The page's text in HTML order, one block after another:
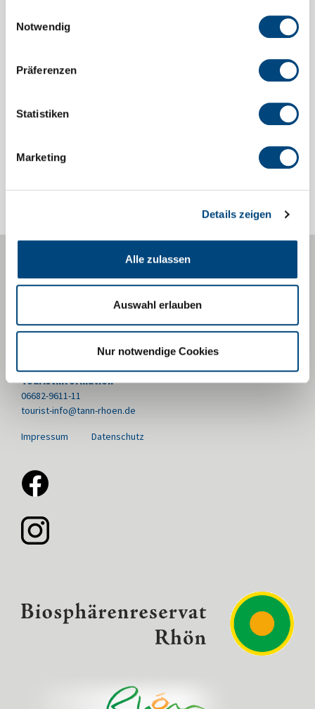
Notwendig
Präferenzen
Statistiken
Marketing
Details zeigen
Alle zulassen
Auswahl erlauben
Nur notwendige Cookies
Tel. (06682) 919392
siehe unter
06682 96 11-0
Bürgerbüro
buergerbuero@tann-rhoen.de
Touristinformation
06682-9611-11
tourist-info@tann-rhoen.de
Impressum Datenschutz